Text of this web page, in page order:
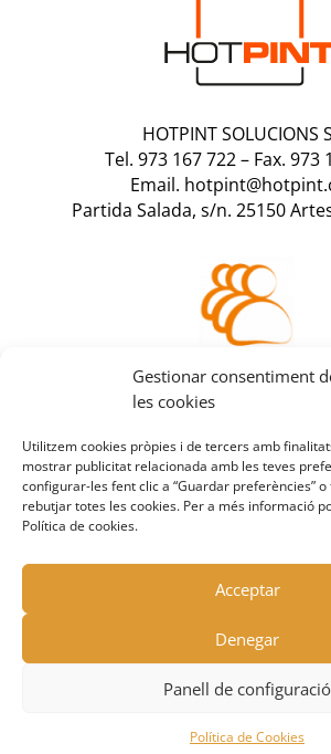
Gestionar consentiment
les cookies
Utilitzem cookies pròpies i de tercers amb
mostrar publicitat relacionada amb les teves
configurar-les fent clic a “Guardar preferències”
rebutjar totes les cookies. Per a més informació
Política de cookies.
Acceptar
Denegar
Panell de configuració
Política de Cookies
HOTPINT SOLUCIONS
Tel. 973 167 722– Fax. 973
Email.
Partida Salada, s/n. 25150
Accedeix a la teva
àrea de client
© HOTPINT SOLUCIONS S.L.| Avís
Política de